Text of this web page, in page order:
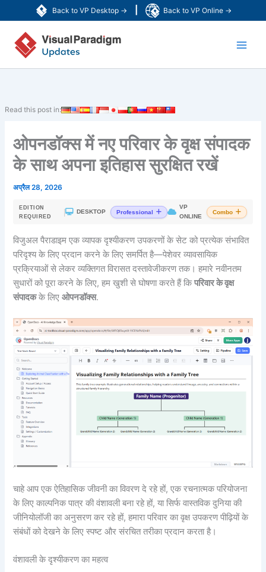
Back to VP Desktop → Back to VP Online →
to
content
Read this post in:
ओपनडॉक्स में नए परिवार के वृक्ष संपादक
के साथ अपना इतिहास सुरक्षित रखें
अप्रैल 28, 2026
EDITION
REQUIRED
DESKTOP Professional
VP
ONLINE
Combo
विजुअल पैराडाइम एक व्यापक दृश्यीकरण उपकरणों के सेट को प्रत्येक संभावित
परिदृश्य के लिए प्रदान करने के लिए समर्पित है—पेशेवर व्यावसायिक
प्रक्रियाओं से लेकर व्यक्तिगत विरासत दस्तावेजीकरण तक। हमारे नवीनतम
सुधारों को पूरा करने के लिए, हम खुशी से घोषणा करते हैं किपरिवार के वृक्ष
संपादकके लिएओपनडॉक्स.
चाहे आप एक ऐतिहासिक जीवनी का विवरण दे रहे हों, एक रचनात्मक परियोजना
के लिए काल्पनिक पात्र की वंशावली बना रहे हों, या सिर्फ वास्तविक दुनिया की
जीनियोलॉजी का अनुसरण कर रहे हों, हमारा परिवार का वृक्ष उपकरण पीढ़ियों के
संबंधों को देखने के लिए स्पष्ट और संरचित तरीका प्रदान करता है।
वंशावली के दृश्यीकरण का महत्व